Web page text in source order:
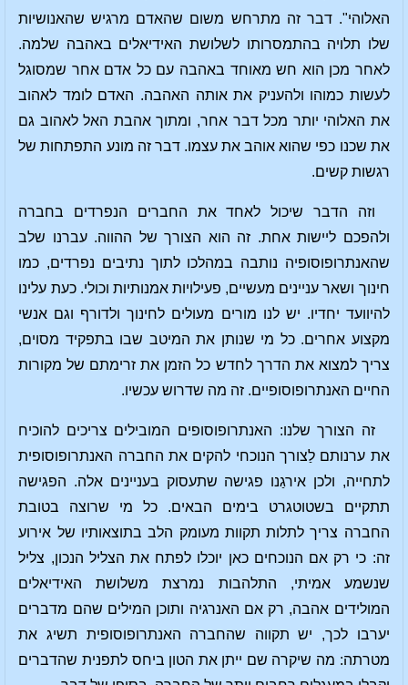
האלוהי". דבר זה מתרחש משום שהאדם מרגיש שהאנושיות
שלו תלויה בהתמסרותו לשלושת האידיאלים באהבה שלמה.
לאחר מכן הוא חש מאוחד באהבה עם כל אדם אחר שמסוגל
לעשות כמוהו ולהעניק את אותה האהבה. האדם לומד לאהוב
את האלוהי יותר מכל דבר אחר, ומתוך אהבת האל לאהוב גם
את שכנו כפי שהוא אוהב את עצמו. דבר זה מונע התפתחות של
רגשות קשים.
וזה הדבר שיכול לאחד את החברים הנפרדים בחברה
ולהפכם ליישות אחת. זה הוא הצורך של ההווה. עברנו שלב
שהאנתרופוסופיה נותבה במהלכו לתוך נתיבים נפרדים, כמו
חינוך ושאר עניינים מעשיים, פעילויות אמנותיות וכולי. כעת עלינו
להיוועד יחדיו. יש לנו מורים מעולים לחינוך ולדורף וגם אנשי
מקצוע אחרים. כל מי שנותן את המיטב שבו בתפקיד מסוים,
צריך למצוא את הדרך לחדש כל הזמן את זרימתם של מקורות
החיים האנתרופוסופיים. זה מה שדרוש עכשיו.
זה הצורך שלנו: האנתרופוסופים המובילים צריכים להוכיח
את ערנותם לַצורך הנוכחי להקים את החברה האנתרופוסופית
לתחייה, ולכן אירגַנו פגישה שתעסוק בעניינים אלה. הפגישה
תתקיים בשטוטגרט בימים הבאים. כל מי שרוצה בטובת
החברה צריך לתלות תקוות מעומק הלב בתוצאותיו של אירוע
זה: כי רק אם הנוכחים כאן יוכלו לפתח את הצליל הנכון, צליל
שנשמע אמיתי, התלהבות נמרצת משלושת האידיאלים
המולידים אהבה, רק אם האנרגיה ותוכן המילים שהם מדברים
יערבו לכך, יש תקווה שהחברה האנתרופוסופית תשיג את
מטרתה: מה שיקרה שם ייתן את הטון ביחס לתפנית שהדברים